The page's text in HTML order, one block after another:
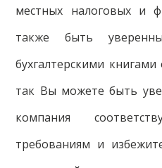
местных налоговых и
также быть
бухгалтерскими
так Вы можете быть
компания
требованиям и